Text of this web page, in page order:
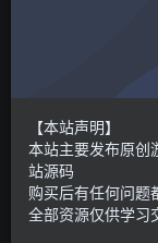
【本站声明】
本站主要发布原创
站源码
购买后有任何问
全部资源仅供学习